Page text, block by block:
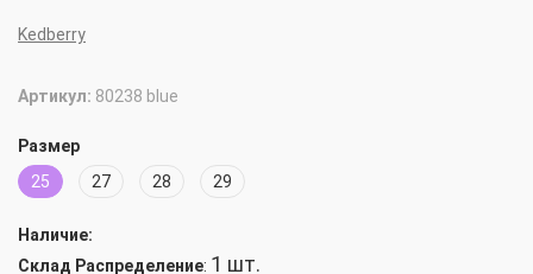
Kedberry
Артикул: 80238 blue
Размер
25
27 28 29
Наличие:
Склад Распределение: 1 шт.